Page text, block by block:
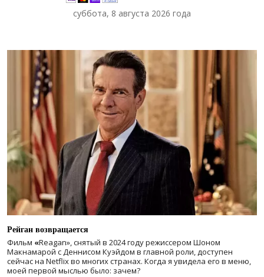
суббота, 8 августа 2026 года
Рейган возвращается
Фильм «Reagan», снятый в 2024 годурежиссером Шоном
Макнамарой с Деннисом Куэйдом в главной роли, доступен
сейчас на Netflix во многих странах. Когда я увидела его в меню,
моей первой мыслью было: зачем?